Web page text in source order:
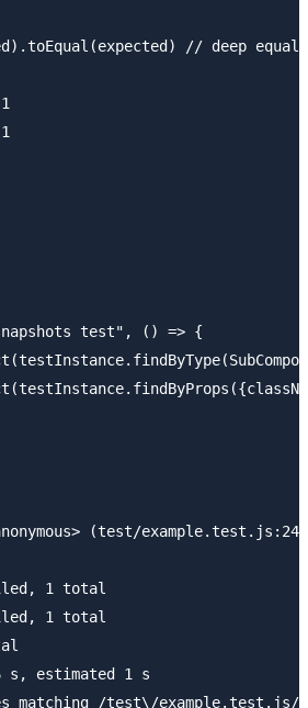
// deep
test", () => {
(test/
1 total
1 total
estimated 1 s